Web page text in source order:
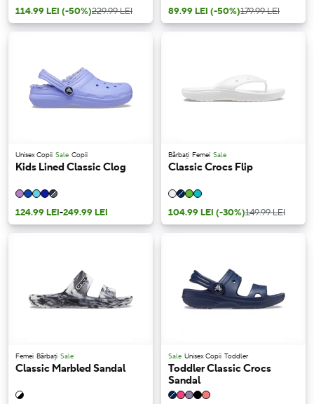
114.99 LEI (-50%)229.99 LEI 89.99 LEI (-50%)179.99 LEI
Unisex Copii Sale Copii
Kids Lined Classic Clog
124.99 LEI-249.99 LEI
Bărbați Femei Sale
Classic Crocs Flip
104.99 LEI (-30%)149.99 LEI
Femei Bărbați Sale
Classic Marbled Sandal
Sale Unisex Copii Toddler
Toddler Classic Crocs
Sandal